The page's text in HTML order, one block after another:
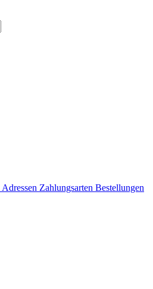
Adressen Zahlungsarten Bestellungen